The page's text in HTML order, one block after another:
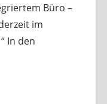
Büro –
im
In den